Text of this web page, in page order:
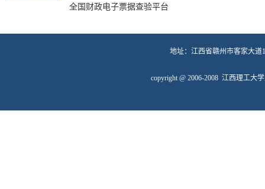
全国财政电子票据查验平台
地址：江西省赣州市客家大
copyright @ 2006-2008 江西理工大